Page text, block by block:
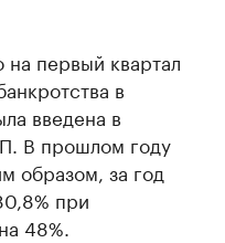
первый квартал
в
введена в
В прошлом году
образом, за год
при
48%.